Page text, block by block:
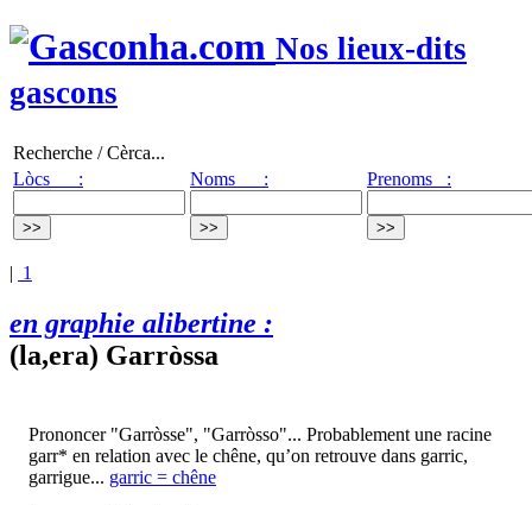
Nos lieux-dits
gascons
Recherche / Cèrca...
Lòcs :
Noms : Prenoms :
| 1
en graphie alibertine :
(la,era) Garròssa
Prononcer "Garròsse", "Garròsso"... Probablement une racine
garr* en relation avec le chêne, qu’on retrouve dans garric,
garrigue... garric = chêne